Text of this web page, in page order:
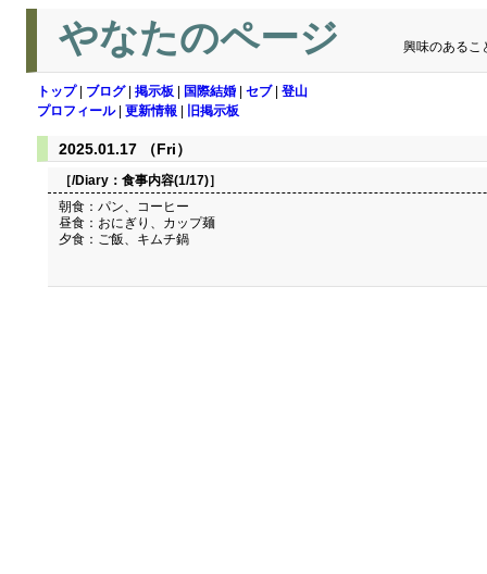
やなたのページ 興味のあるこ
トップ| ブログ| 掲示板 国際結婚 セブ| 登山
プロフィール| 更新情報 旧掲示板
2025.01.17 （Fri）
［/Diary： 食事内容(1/17)］
朝食：パン、コーヒー
昼食：おにぎり、カップ麺
夕食：ご飯、キムチ鍋